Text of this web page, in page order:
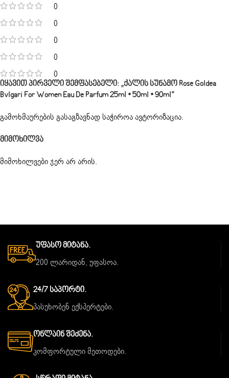
0
0
0
0
0
Მიმოხილვა
მიმოხილვები ჯერ არ არის.
Იყავით Პირველი Შემფასებელი: „ქალის Სუნამო Rose Goldea
Bvlgari For Women Eau De Parfum 25ml • 50ml • 90ml“
გამოხმაურების გასაგზავნად საჭიროაავტორიზაცია.
Უფასო Მიტანა.
200 ლარიდან, უფასოა.
24/7 Საპორტი.
პასუხობენ ექსპერტები.
Ონლაინ Შეძენა.
კომფორტული მეთოდები.